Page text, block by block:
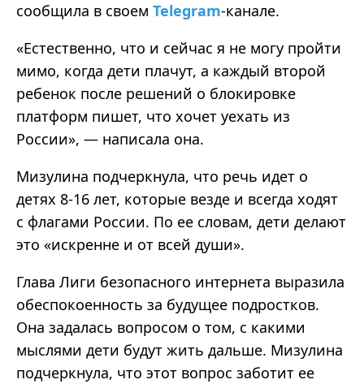
сообщила в своем Telegram-канале.
«Естественно, что и сейчас я не могу пройти
мимо, когда дети плачут, а каждый второй
ребенок после решений о блокировке
платформ пишет, что хочет уехать из
России», — написала она.
Мизулина подчеркнула, что речь идет о
детях 8-16 лет, которые везде и всегда ходят
с флагами России. По ее словам, дети делают
это «искренне и от всей души».
Глава Лиги безопасного интернета выразила
обеспокоенность за будущее подростков.
Она задалась вопросом о том, с какими
мыслями дети будут жить дальше. Мизулина
подчеркнула, что этот вопрос заботит ее